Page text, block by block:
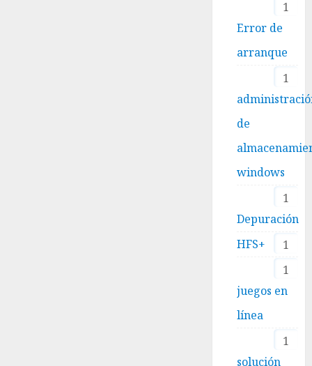
1
Error de
arranque
1
de
windows
1
Depuración
1
HFS+
1
juegos en
línea
1
solución